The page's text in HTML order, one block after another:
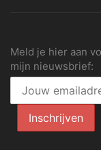
Meld je hier aan
mijn nieuwsbrief: